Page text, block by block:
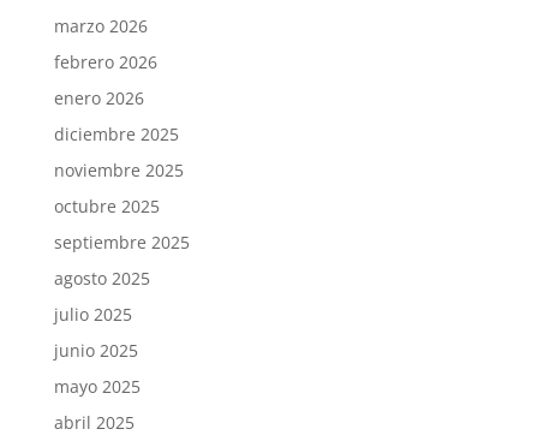
marzo 2026
febrero 2026
enero 2026
diciembre 2025
noviembre 2025
octubre 2025
septiembre 2025
agosto 2025
julio 2025
junio 2025
mayo 2025
abril 2025